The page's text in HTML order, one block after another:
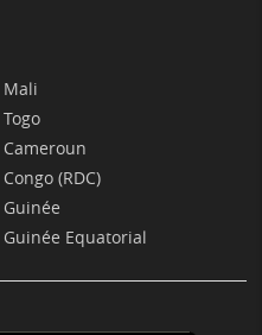
Mali
Togo
Cameroun
Congo (RDC)
Guinée
Guinée Equatorial